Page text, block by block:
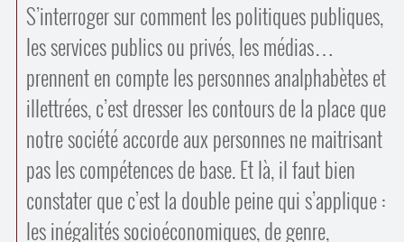
S’interroger sur comment les politiques publiques,
les services publics ou privés, les médias…
prennent en compte les personnes analphabètes et
illettrées, c’est dresser les contours de la place que
notre société accorde aux personnes ne maitrisant
pas les compétences de base. Et là, il faut bien
constater que c’est la double peine qui s’applique :
les inégalités socio­économiques, de genre,